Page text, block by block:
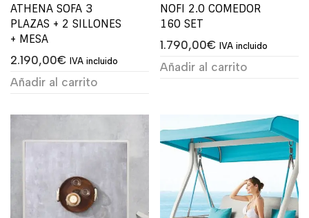
ATHENA SOFA 3
PLAZAS + 2 SILLONES
+ MESA
2.190,00€ IVA incluido
Añadir al carrito
NOFI 2.0 COMEDOR
160 SET
1.790,00€ IVA incluido
Añadir al carrito